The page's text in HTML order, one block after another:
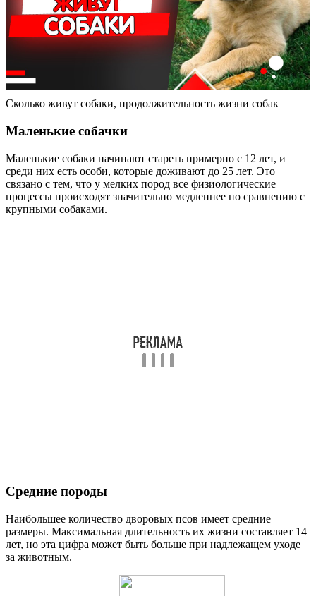
Сколько живут собаки, продолжительность жизни собак
Маленькие собачки
Маленькие собаки начинают стареть примерно с 12 лет, и
среди них есть особи, которые доживают до 25 лет. Это
связано с тем, что у мелких пород все физиологические
процессы происходят значительно медленнее по сравнению с
крупными собаками.
Средние породы
Наибольшее количество дворовых псов имеет средние
размеры. Максимальная длительность их жизни составляет 14
лет, но эта цифра может быть больше при надлежащем уходе
за животным.